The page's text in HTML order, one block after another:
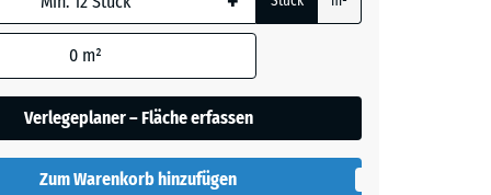
- € 0,40
0 m²
Verlegeplaner – Fläche erfassen
Zum Warenkorb hinzufügen